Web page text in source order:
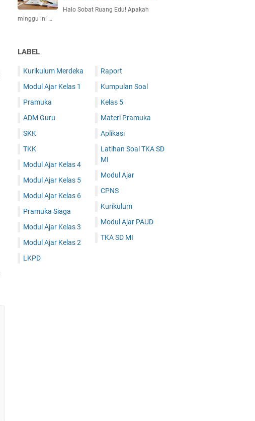
Halo Sobat Ruang Edu! Apakah
minggu ini …
LABEL
Kurikulum Merdeka
Modul Ajar Kelas 1
Pramuka
ADM Guru
SKK
TKK
Modul Ajar Kelas 4
Modul Ajar Kelas 5
Modul Ajar Kelas 6
Pramuka Siaga
Modul Ajar Kelas 3
Modul Ajar Kelas 2
LKPD
Raport
Kumpulan Soal
Kelas 5
Materi Pramuka
Aplikasi
Latihan Soal TKA SD
MI
Modul Ajar
CPNS
Kurikulum
Modul Ajar PAUD
TKA SD MI